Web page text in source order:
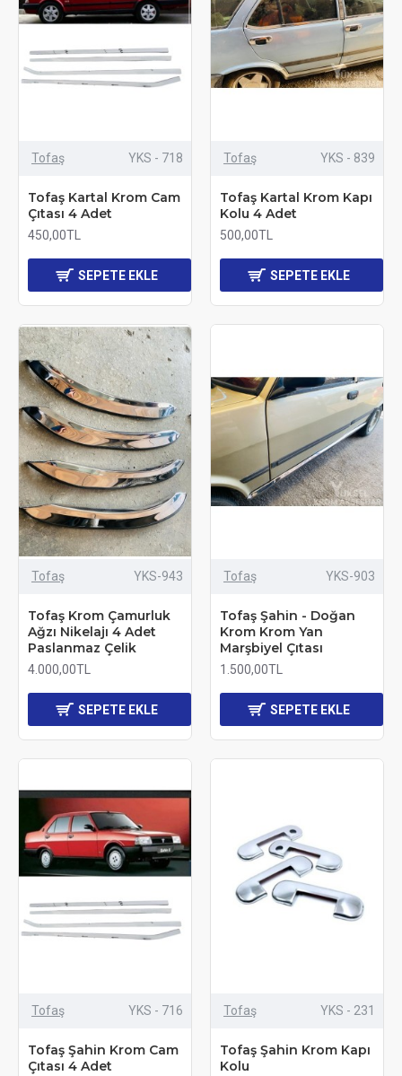
Tofaş YKS - 718
Tofaş Kartal Krom Cam
Çıtası 4 Adet
450,00TL
SEPETE EKLE
Tofaş YKS - 839
Tofaş Kartal Krom Kapı
Kolu 4 Adet
500,00TL
SEPETE EKLE
Tofaş YKS-943
Tofaş Krom Çamurluk
Ağzı Nikelajı 4 Adet
Paslanmaz Çelik
4.000,00TL
SEPETE EKLE
Tofaş YKS-903
Tofaş Şahin - Doğan
Krom Krom Yan
Marşbiyel Çıtası
1.500,00TL
SEPETE EKLE
Tofaş YKS - 716
Tofaş Şahin Krom Cam
Çıtası 4 Adet
Tofaş YKS - 231
Tofaş Şahin Krom Kapı
Kolu